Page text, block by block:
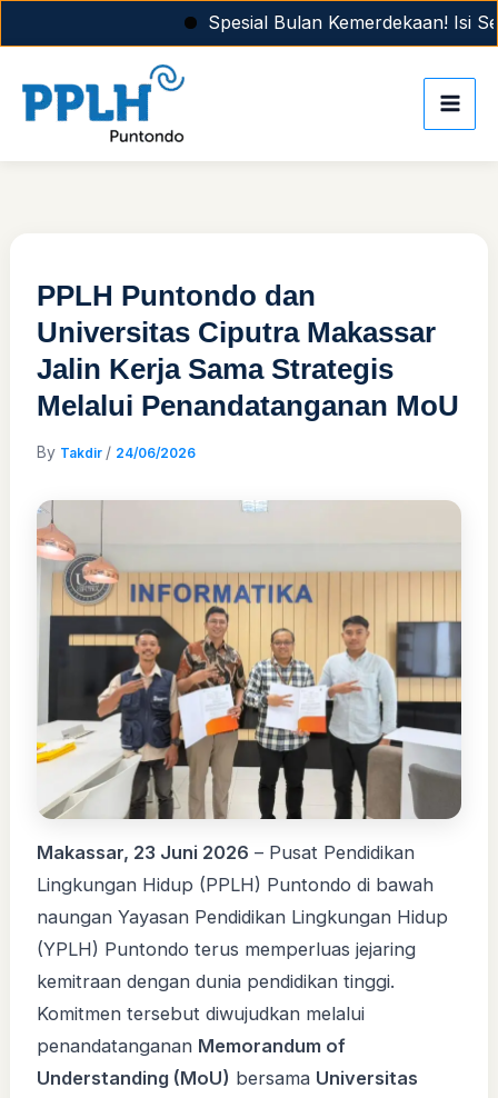
Spesial Bulan Kemerdekaan! Isi
to
PPLH Puntondo dan
Universitas Ciputra Makassar
Jalin Kerja Sama Strategis
Melalui Penandatanganan MoU
By Takdir / 24/06/2026
Makassar, 23 Juni 2026 – Pusat Pendidikan
Lingkungan Hidup (PPLH) Puntondo di bawah
naungan Yayasan Pendidikan Lingkungan Hidup
(YPLH) Puntondo terus memperluas jejaring
kemitraan dengan dunia pendidikan tinggi.
Komitmen tersebut diwujudkan melalui
penandatanganan Memorandum of
Understanding (MoU) bersama Universitas